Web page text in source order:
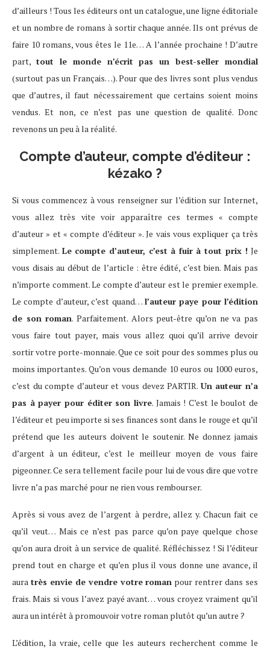
d’ailleurs ! Tous les éditeurs ont un catalogue, une ligne éditoriale
et un nombre de romans à sortir chaque année. Ils ont prévus de
faire 10 romans, vous êtes le 11e… A l’année prochaine ! D’autre
part, tout le monde n’écrit pas un best-seller mondial
(surtout pas un Français…). Pour que des livres sont plus vendus
que d’autres, il faut nécessairement que certains soient moins
vendus. Et non, ce n’est pas une question de qualité. Donc
revenons un peu à la réalité.
Compte d’auteur, compte d’éditeur :
kézako ?
Si vous commencez à vous renseigner sur l’édition sur Internet,
vous allez très vite voir apparaître ces termes « compte
d’auteur » et « compte d’éditeur ». Je vais vous expliquer ça très
simplement. Le compte d’auteur, c’est à fuir à tout prix ! Je
vous disais au début de l’article : être édité, c’est bien. Mais pas
n’importe comment. Le compte d’auteur est le premier exemple.
Le compte d’auteur, c’est quand… l’auteur paye pour l’édition
de son roman. Parfaitement. Alors peut-être qu’on ne va pas
vous faire tout payer, mais vous allez quoi qu’il arrive devoir
sortir votre porte-monnaie. Que ce soit pour des sommes plus ou
moins importantes. Qu’on vous demande 10 euros ou 1000 euros,
c’est du compte d’auteur et vous devez PARTIR. Un auteur n’a
pas à payer pour éditer son livre. Jamais ! C’est le boulot de
l’éditeur et peu importe si ses finances sont dans le rouge et qu’il
prétend que les auteurs doivent le soutenir. Ne donnez jamais
d’argent à un éditeur, c’est le meilleur moyen de vous faire
pigeonner. Ce sera tellement facile pour lui de vous dire que votre
livre n’a pas marché pour ne rien vous rembourser.
Après si vous avez de l’argent à perdre, allez y. Chacun fait ce
qu’il veut… Mais ce n’est pas parce qu’on paye quelque chose
qu’on aura droit à un service de qualité. Réfléchissez ! Si l’éditeur
prend tout en charge et qu’en plus il vous donne une avance, il
aura très envie de vendre votre roman pour rentrer dans ses
frais. Mais si vous l’avez payé avant… vous croyez vraiment qu’il
aura un intérêt à promouvoir votre roman plutôt qu’un autre ?
L’édition, la vraie, celle que les auteurs recherchent comme le